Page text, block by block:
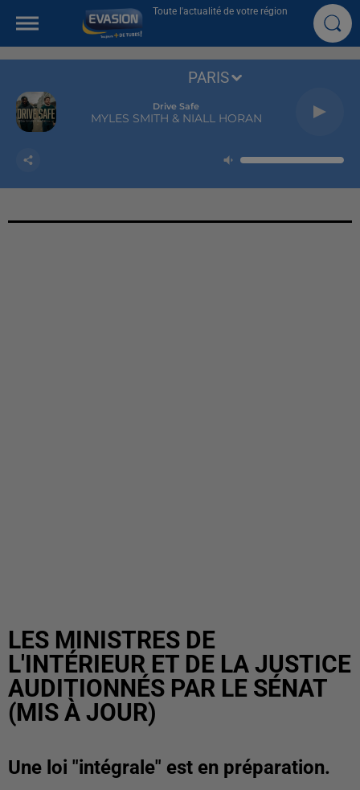
Toute l'actualité de votre région
Drive Safe
MYLES SMITH & NIALL HORAN
PARIS
LES MINISTRES DE
L'INTÉRIEUR ET DE LA JUSTICE
AUDITIONNÉS PAR LE SÉNAT
(MIS À JOUR)
Une loi "intégrale" est en préparation.